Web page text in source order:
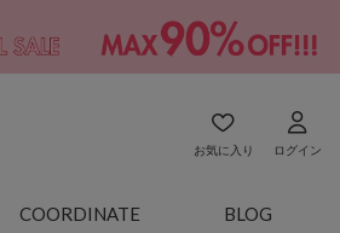
お気に入り ログイン
COORDINATE BLOG